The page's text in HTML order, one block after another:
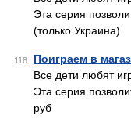
Эта серия
(только Украина)
118 Поиграем в
Все дети любят
Эта серия
руб